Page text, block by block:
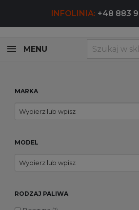
INFOLINIA: +48 883
MENU
MARKA
Wybierz lub wpisz
MODEL
Wybierz lub wpisz
RODZAJ PALIWA